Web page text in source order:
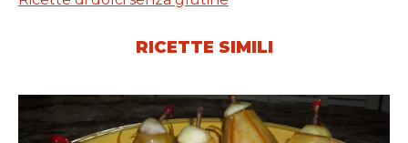
RICETTE SIMILI